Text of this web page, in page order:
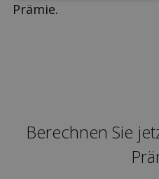
Prämie.
Berechnen Sie